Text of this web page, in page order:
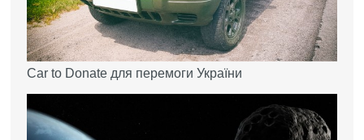
Car to Donate для перемоги України